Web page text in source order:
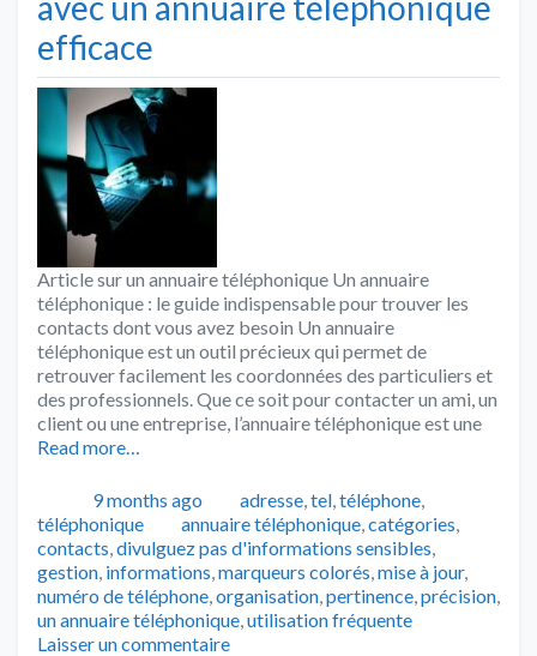
efficace
Article sur un annuaire téléphonique Un annuaire
téléphonique : le guide indispensable pour trouver les
contacts dont vous avez besoin Un annuaire
téléphonique est un outil précieux qui permet de
retrouver facilement les coordonnées des particuliers et
des professionnels. Que ce soit pour contacter un ami, un
client ou une entreprise, l’annuaire téléphonique est une
Read more…
Publié9 months ago Catégories
adresse,tel,téléphone,
téléphonique
Tags
annuaire téléphonique,catégories,
contacts,divulguez pas d'informations sensibles,
gestion, informations,marqueurs colorés,mise à jour,
numéro de téléphone,organisation,pertinence,précision,
un annuaire téléphonique,utilisation fréquente
Laisser un commentaire